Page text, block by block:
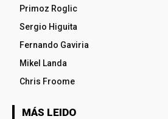
Primoz Roglic
Sergio Higuita
Fernando Gaviria
Mikel Landa
Chris Froome
MÁS LEIDO